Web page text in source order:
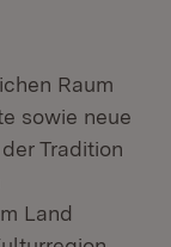
Raum
sowie neue
Tradition
Land